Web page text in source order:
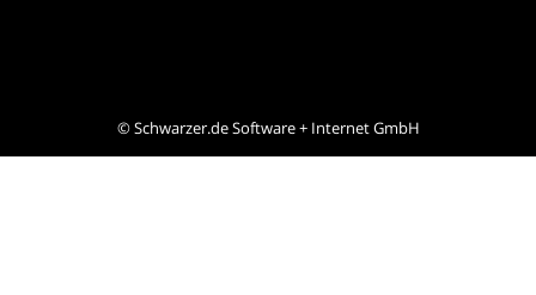
©Schwarzer.de Software + Internet GmbH